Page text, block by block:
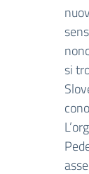
si